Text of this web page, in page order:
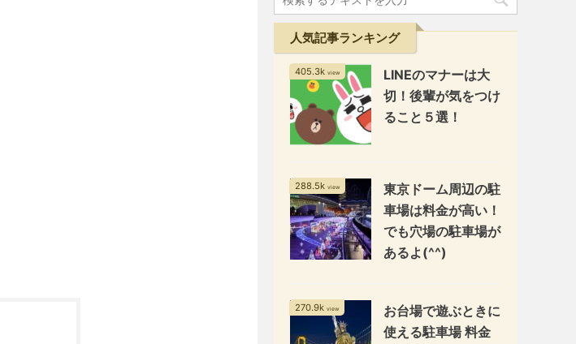
人気記事ランキング
405.3k view
LINEのマナーは大
切！後輩が気をつけ
ること５選！
288.5k view
東京ドーム周辺の駐
車場は料金が高い！
でも穴場の駐車場が
あるよ(^^)
270.9k view
お台場で遊ぶときに
使える駐車場 料金